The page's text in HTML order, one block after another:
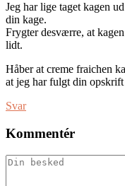
Jeg har lige taget kagen
din kage.
Frygter desværre, at
lidt.
Håber at creme fraichen
at jeg har fulgt din
Svar
Kommentér